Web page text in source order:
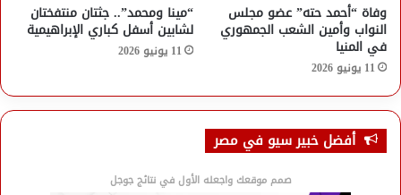
وفاة “أحمد حته” عضو مجلس
النواب وأمين الشعب الجمهوري
في المنيا
11 يونيو 2026
“مينا ومحمد”.. جثتان منتفختان
لشابين أسفل كباري الإبراهيمية
11 يونيو 2026
أفضل خبير سيو في مصر
صمم موقعك واجعله الأول في نتائج جوجل